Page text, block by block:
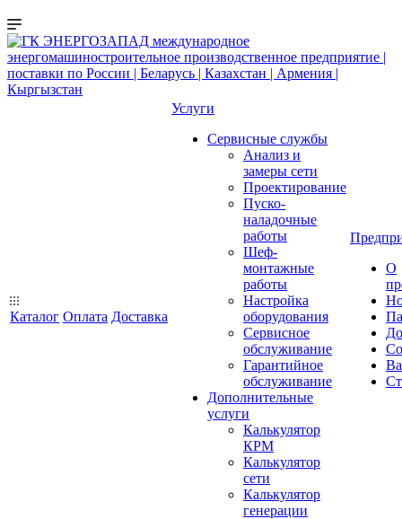
Каталог Оплата Доставка
Услуги
Сервисные службы
Анализ и
замеры сети
Проектирование
Пуско-
наладочные
работы
Шеф-
монтажные
работы
Настройка
оборудования
Сервисное
обслуживание
Гарантийное
обслуживание
Дополнительные
услуги
Калькулятор
КРМ
Калькулятор
сети
Калькулятор
генерации
О